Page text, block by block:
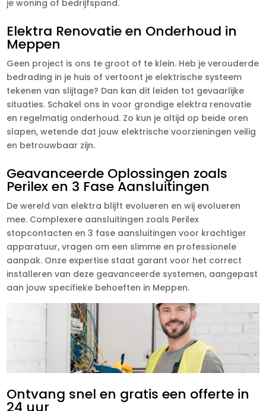
je woning of bedrijfspand.
Elektra Renovatie en Onderhoud in
Meppen
Geen project is ons te groot of te klein. Heb je verouderde
bedrading in je huis of vertoont je elektrische systeem
tekenen van slijtage? Dan kan dit leiden tot gevaarlijke
situaties. Schakel ons in voor grondige elektra renovatie
en regelmatig onderhoud. Zo kun je altijd op beide oren
slapen, wetende dat jouw elektrische voorzieningen veilig
en betrouwbaar zijn.
Geavanceerde Oplossingen zoals
Perilex en 3 Fase Aansluitingen
De wereld van elektra blijft evolueren en wij evolueren
mee. Complexere aansluitingen zoals Perilex
stopcontacten en 3 fase aansluitingen voor krachtiger
apparatuur, vragen om een slimme en professionele
aanpak. Onze expertise staat garant voor het correct
installeren van deze geavanceerde systemen, aangepast
aan jouw specifieke behoeften in Meppen.
Ontvang snel en gratis een offerte in
24 uur